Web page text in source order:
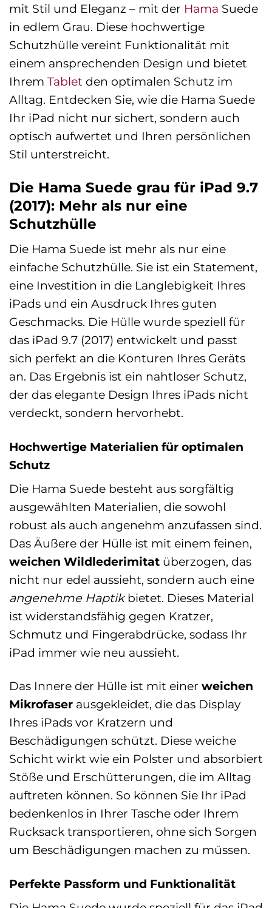
mit Stil und Eleganz – mit der Hama Suede
in edlem Grau. Diese hochwertige
Schutzhülle vereint Funktionalität mit
einem ansprechenden Design und bietet
Ihrem Tablet den optimalen Schutz im
Alltag. Entdecken Sie, wie die Hama Suede
Ihr iPad nicht nur sichert, sondern auch
optisch aufwertet und Ihren persönlichen
Stil unterstreicht.
Die Hama Suede grau für iPad 9.7
(2017): Mehr als nur eine
Schutzhülle
Die Hama Suede ist mehr als nur eine
einfache Schutzhülle. Sie ist ein Statement,
eine Investition in die Langlebigkeit Ihres
iPads und ein Ausdruck Ihres guten
Geschmacks. Die Hülle wurde speziell für
das iPad 9.7 (2017) entwickelt und passt
sich perfekt an die Konturen Ihres Geräts
an. Das Ergebnis ist ein nahtloser Schutz,
der das elegante Design Ihres iPads nicht
verdeckt, sondern hervorhebt.
Hochwertige Materialien für optimalen
Schutz
Die Hama Suede besteht aus sorgfältig
ausgewählten Materialien, die sowohl
robust als auch angenehm anzufassen sind.
Das Äußere der Hülle ist mit einem feinen,
weichen Wildlederimitat überzogen, das
nicht nur edel aussieht, sondern auch eine
angenehme Haptikbietet. Dieses Material
ist widerstandsfähig gegen Kratzer,
Schmutz und Fingerabdrücke, sodass Ihr
iPad immer wie neu aussieht.
Das Innere der Hülle ist mit einer weichen
Mikrofaser ausgekleidet, die das Display
Ihres iPads vor Kratzern und
Beschädigungen schützt. Diese weiche
Schicht wirkt wie ein Polster und absorbiert
Stöße und Erschütterungen, die im Alltag
auftreten können. So können Sie Ihr iPad
bedenkenlos in Ihrer Tasche oder Ihrem
Rucksack transportieren, ohne sich Sorgen
um Beschädigungen machen zu müssen.
Perfekte Passform und Funktionalität